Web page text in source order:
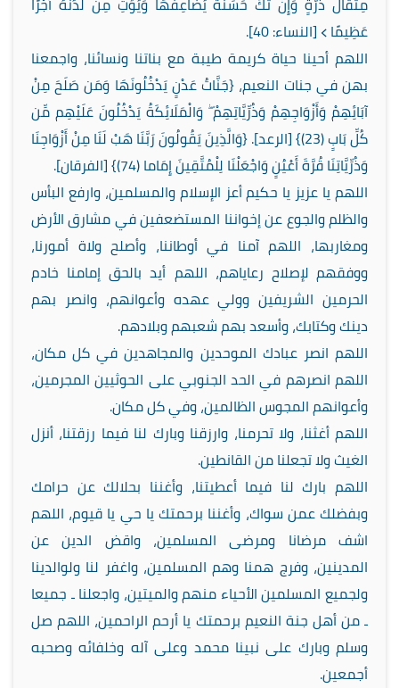
عَظِيمًا ﴾ [النساء: 40].
اللهم أحينا حياة كريمة طيبة مع بناتنا ونسائنا، واجمعنا
بهن في جنات النعيم، {جَنَّاتُ عَدْنٍ يَدْخُلُونَهَا وَمَن صَلَحَ مِنْ
آبَائِهِمْ وَأَزْوَاجِهِمْ وَذُرِّيَّاتِهِمْ ۖ وَالْمَلَائِكَةُ يَدْخُلُونَ عَلَيْهِم مِّن
كُلِّ بَابٍ (23)} [الرعد]. {وَالَّذِينَ يَقُولُونَ رَبَّنَا هَبْ لَنَا مِنْ أَزْوَاجِنَا
وَذُرِّيَّاتِنَا قُرَّةَ أَعْيُنٍ وَاجْعَلْنَا لِلْمُتَّقِينَ إِمَاما (74)} [الفرقان].
اللهم يا عزيز يا حكيم أعز الإسلام والمسلمين، وارفع البأس
والظلم والجوع عن إخواننا المستضعفين في مشارق الأرض
ومغاربها، اللهم آمنا في أوطاننا، وأصلح ولاة أمورنا،
ووفقهم لإصلاح رعاياهم، اللهم أيد بالحق إمامنا خادم
الحرمين الشريفين وولي عهده وأعوانهم، وانصر بهم
دينك وكتابك، وأسعد بهم شعبهم وبلادهم.
اللهم انصر عبادك الموحدين والمجاهدين في كل مكان،
اللهم انصرهم في الحد الجنوبي على الحوثيين المجرمين،
وأعوانهم المجوس الظالمين، وفي كل مكان.
اللهم أغثنا، ولا تحرمنا، وارزقنا وبارك لنا فيما رزقتنا، أنزل
الغيث ولا تجعلنا من القانطين.
اللهم بارك لنا فيما أعطيتنا، وأغننا بحلالك عن حرامك
وبفضلك عمن سواك، وأغننا برحمتك يا حي يا قيوم، اللهم
اشف مرضانا ومرضى المسلمين، واقض الدين عن
المدينين، وفرج همنا وهم المسلمين، واغفر لنا ولوالدينا
ولجميع المسلمين الأحياء منهم والميتين، واجعلنا ـ جميعا
ـ من أهل جنة النعيم برحمتك يا أرحم الراحمين، اللهم صل
وسلم وبارك على نبينا محمد وعلى آله وخلفائه وصحبه
أجمعين.